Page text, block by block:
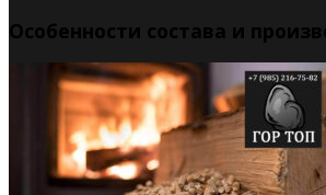
Особенности состава и